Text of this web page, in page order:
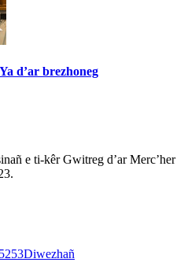
d’ar brezhoneg
e ti-kêr Gwitreg d’ar Merc’her
5253Diwezhañ